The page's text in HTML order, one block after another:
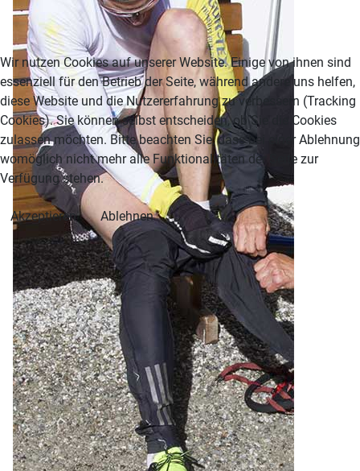
Wir nutzen Cookies auf unserer Website. Einige von ihnen sind
essenziell für den Betrieb der Seite, während andere uns helfen,
diese Website und die Nutzererfahrung zu verbessern (Tracking
Cookies). Sie können selbst entscheiden, ob Sie die Cookies
zulassen möchten. Bitte beachten Sie, dass bei einer Ablehnung
womöglich nicht mehr alle Funktionalitäten der Seite zur
Verfügung stehen.
Akzeptieren Ablehnen